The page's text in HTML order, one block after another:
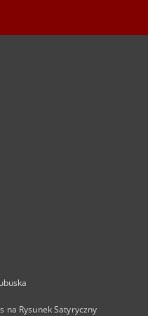
na Rysunek Satyryczny